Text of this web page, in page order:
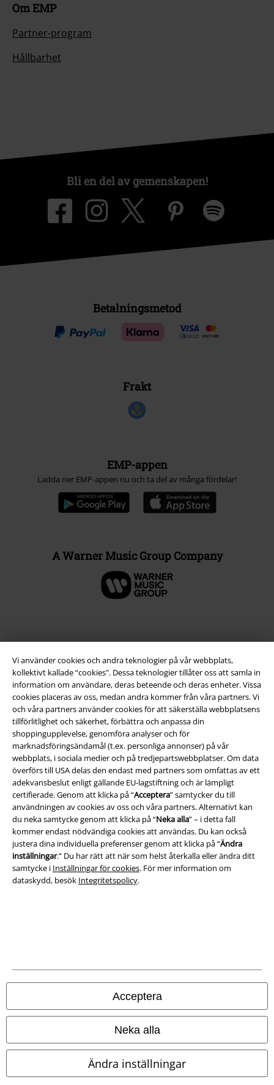
Vi använder cookies och andra teknologier på vår webbplats,
kollektivt kallade “cookies". Dessa teknologier tillåter oss att samla in
information om användare, deras beteende och deras enheter. Vissa
cookies placeras av oss, medan andra kommer från våra partners. Vi
och våra partners använder cookies för att säkerställa webbplatsens
tillförlitlighet och säkerhet, förbättra och anpassa din
shoppingupplevelse, genomföra analyser och för
marknadsföringsändamål (t.ex. personliga annonser) på vår
webbplats, i sociala medier och på tredjepartswebbplatser. Om data
överförs till USA delas den endast med partners som omfattas av ett
adekvansbeslut enligt gällande EU-lagstiftning och är lämpligt
certifierade. Genom att klicka på “Acceptera” samtycker du till
användningen av cookies av oss och våra partners. Alternativt kan
du neka samtycke genom att klicka på “Neka alla” – i detta fall
kommer endast nödvändiga cookies att användas. Du kan också
justera dina individuella preferenser genom att klicka på “Ändra
inställningar.” Du har rätt att när som helst återkalla eller ändra ditt
samtycke i Inställningar för cookies. För mer information om
dataskydd, besök Integritetspolicy.
Acceptera
Neka alla
Ändra inställningar
Om EMP
Partner-program
Hållbarhet
Bli en del av gemenskapen!
Betalningsmetod
Frakt
EMP-appen
Ladda ner EMP-appen nu och ta del av många fördelar!
A Warner Music Group Company
Juridisk information/Villkor
Villkor
Om oss
Ladda ner villkoren
Avfallshantering och miljöskydd
Försäkran om överensstämmelse
Våra onlinebutiker